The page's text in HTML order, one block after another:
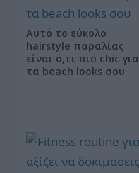
Αυτό το εύκολο
hairstyle παραλίας
είναι ό,τι πιο chic για
τα beach looks σου